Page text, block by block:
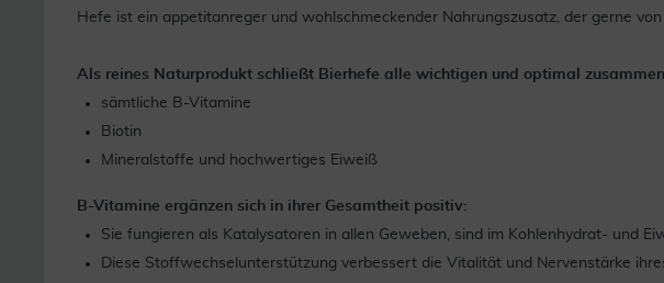
Hefe ist ein appetitanreger und wohlschmeckender Nahrungszusatz, der gerne
Als reines Naturprodukt schließt Bierhefe alle wichtigen und optimal
sämtliche B-Vitamine
Biotin
Mineralstoffe und hochwertiges Eiweiß
B-Vitamine ergänzen sich in ihrer Gesamtheit positiv:
Sie fungieren als Katalysatoren in allen Geweben, sind im Kohlenhydrat- und
Diese Stoffwechselunterstützung verbessert die Vitalität und Nervenstärke